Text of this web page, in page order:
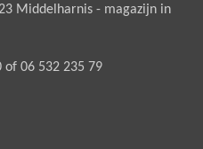
Middelharnis - magazijn in
of 06 532 235 79